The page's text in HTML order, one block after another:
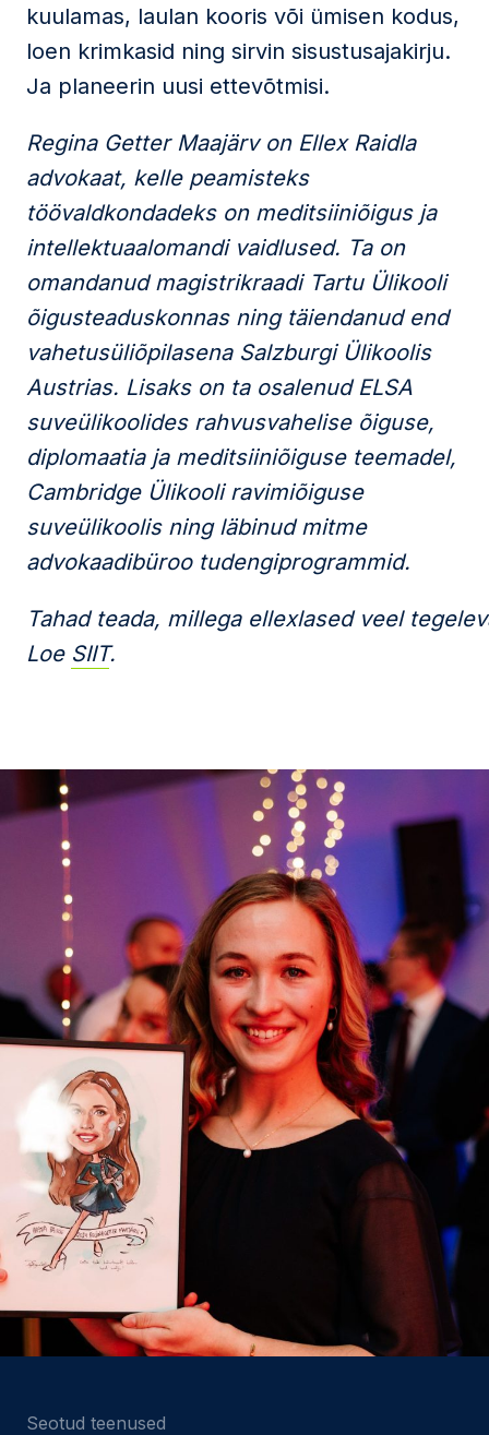
kuulamas, laulan kooris või ümisen kodus,
loen krimkasid ning sirvin sisustusajakirju.
Ja planeerin uusi ettevõtmisi.
Regina Getter Maajärv on Ellex Raidla
advokaat, kelle peamisteks
töövaldkondadeks on meditsiiniõigus ja
intellektuaalomandi vaidlused. Ta on
omandanud magistrikraadi Tartu Ülikooli
õigusteaduskonnas ning täiendanud end
vahetusüliõpilasena Salzburgi Ülikoolis
Austrias. Lisaks on ta osalenud ELSA
suveülikoolides rahvusvahelise õiguse,
diplomaatia ja meditsiiniõiguse teemadel,
Cambridge Ülikooli ravimiõiguse
suveülikoolis ning läbinud mitme
advokaadibüroo tudengiprogrammid.
Tahad teada, millega ellexlased veel
Loe SIIT.
Seotud teenused